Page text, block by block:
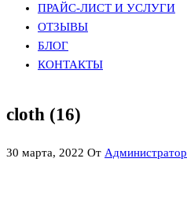
ПРАЙС-ЛИСТ И УСЛУГИ
ОТЗЫВЫ
БЛОГ
КОНТАКТЫ
cloth (16)
30 марта, 2022 От Администратор